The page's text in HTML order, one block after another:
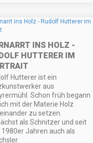
INS HOLZ -
HUTTERER IM
Hutterer ist ein
aus
Schon früh begann
mit der Materie Holz
zu setzen.
als Schnitzer und seit
1980er Jahren auch als